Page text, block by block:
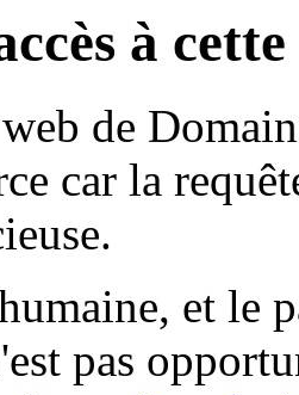
à
de
car la
et le
pas